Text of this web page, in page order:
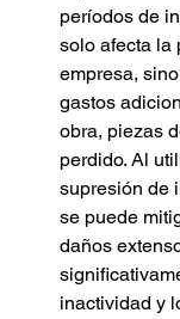
períodos de
solo afecta la
empresa,
gastos
obra, piezas
perdido. Al
supresión de
se puede
daños
inactividad y